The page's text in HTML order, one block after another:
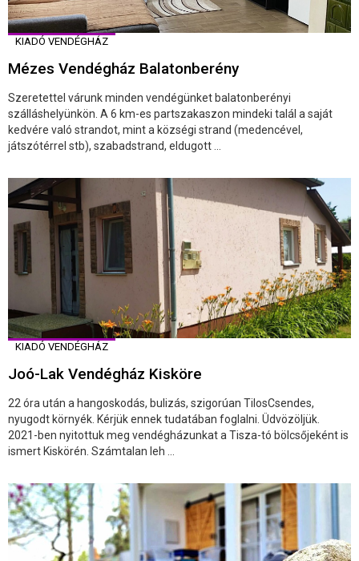
KIADÓ VENDÉGHÁZ
Mézes Vendégház Balatonberény
Szeretettel várunk minden vendégünket balatonberényi
szálláshelyünkön. A 6 km-es partszakaszon mindeki talál a saját
kedvére való strandot, mint a községi strand (medencével,
játszótérrel stb), szabadstrand, eldugott ...
KIADÓ VENDÉGHÁZ
Joó-Lak Vendégház Kisköre
22 óra után a hangoskodás, bulizás, szigorúan TilosCsendes,
nyugodt környék. Kérjük ennek tudatában foglalni. Üdvözöljük.
2021-ben nyitottuk meg vendégházunkat a Tisza-tó bölcsőjeként is
ismert Kiskörén. Számtalan leh ...